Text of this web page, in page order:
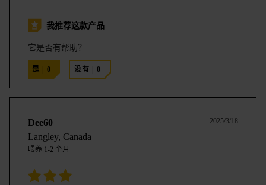
我推荐这款产品
它是否有帮助？
是 0 没有 0
Dee60 2025/3/18
Langley, Canada
喂养 1-2 个月